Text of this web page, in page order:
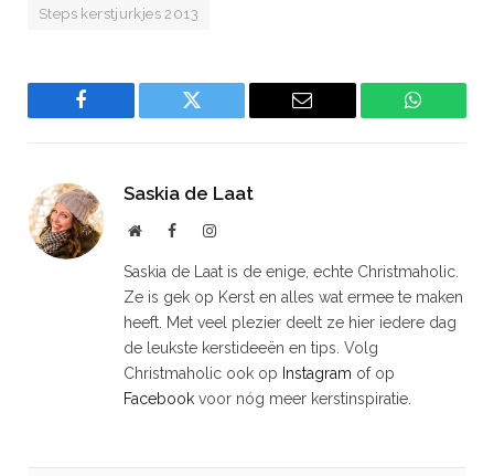
Steps kerstjurkjes 2013
Facebook Twitter Email
Saskia de Laat
WebsiteFacebookInstagram
Saskia de Laat is de enige, echte Christmaholic.
Ze is gek op Kerst en alles wat ermee te maken
heeft. Met veel plezier deelt ze hier iedere dag
de leukste kerstideeën en tips. Volg
Christmaholic ook op Instagram of op
Facebook voor nóg meer kerstinspiratie.